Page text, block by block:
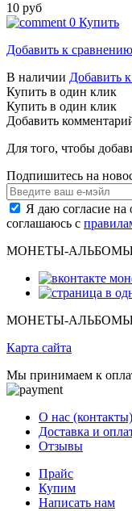
10 руб
0 Купить
Добавить к сравнению
В наличии Добавить
Купить в один клик
Купить в один клик
Добавить
Для того, чтобы
Подпишитесь на
Я даю согласие на
соглашаюсь с
МОНЕТЫ-
МОНЕТЫ-
Карта сайта
Мы принимаем к
О нас (контакты)
Доставка и
Отзывы
Прайс
Купим
Написать нам